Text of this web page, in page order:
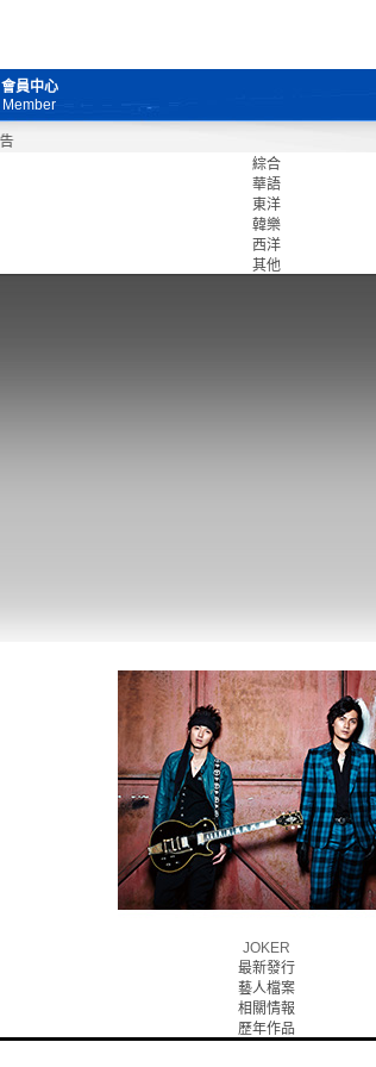
會員中心
Member
綜合
華語
東洋
韓樂
西洋
其他
JOKER
最新發行
藝人檔案
相關情報
歷年作品